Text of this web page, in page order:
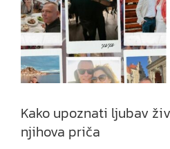
Kako upoznati ljubav
njihova priča